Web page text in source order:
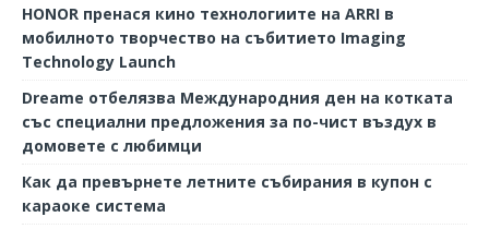
HONOR пренася кино технологиите на ARRI в
мобилното творчество на събитието Imaging
Technology Launch
Dreame отбелязва Международния ден на котката
със специални предложения за по-чист въздух в
домовете с любимци
Как да превърнете летните събирания в купон с
караоке система